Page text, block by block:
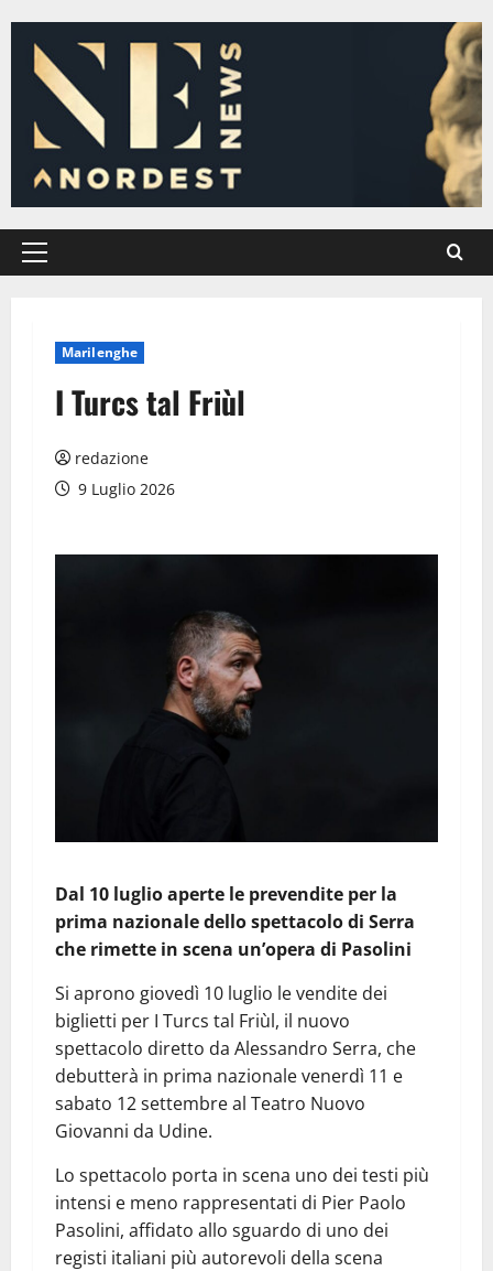
contenuto
Menu
Marilenghe
I Turcs tal Friùl
redazione
9 Luglio 2026
Dal 10 luglio aperte le prevendite per la
prima nazionale dello spettacolo di Serra
che rimette in scena un’opera di Pasolini
Si aprono giovedì 10 luglio le vendite dei
biglietti per I Turcs tal Friùl, il nuovo
spettacolo diretto da Alessandro Serra, che
debutterà in prima nazionale venerdì 11 e
sabato 12 settembre al Teatro Nuovo
Giovanni da Udine.
Lo spettacolo porta in scena uno dei testi più
intensi e meno rappresentati di Pier Paolo
Pasolini, affidato allo sguardo di uno dei
registi italiani più autorevoli della scena